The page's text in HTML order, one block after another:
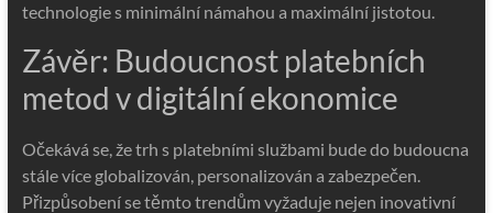
technologie s minimální námahou a maximální jistotou.
Závěr: Budoucnost platebních
metod v digitální ekonomice
Očekává se, že trh s platebními službami bude do budoucna
stále více globalizován, personalizován a zabezpečen.
Přizpůsobení se těmto trendům vyžaduje nejen inovativní